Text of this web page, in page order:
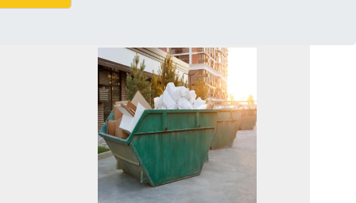
oferece benefícios adicionais, como a
locação e a garantia de que os resíduos serão
A empresa também oferece suporte técnico
ideal, tornando o processo mais tranquilo e
DE RESÍDUOS NA